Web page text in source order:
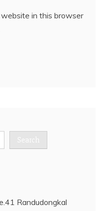
in this browser
Search
Randudongkal